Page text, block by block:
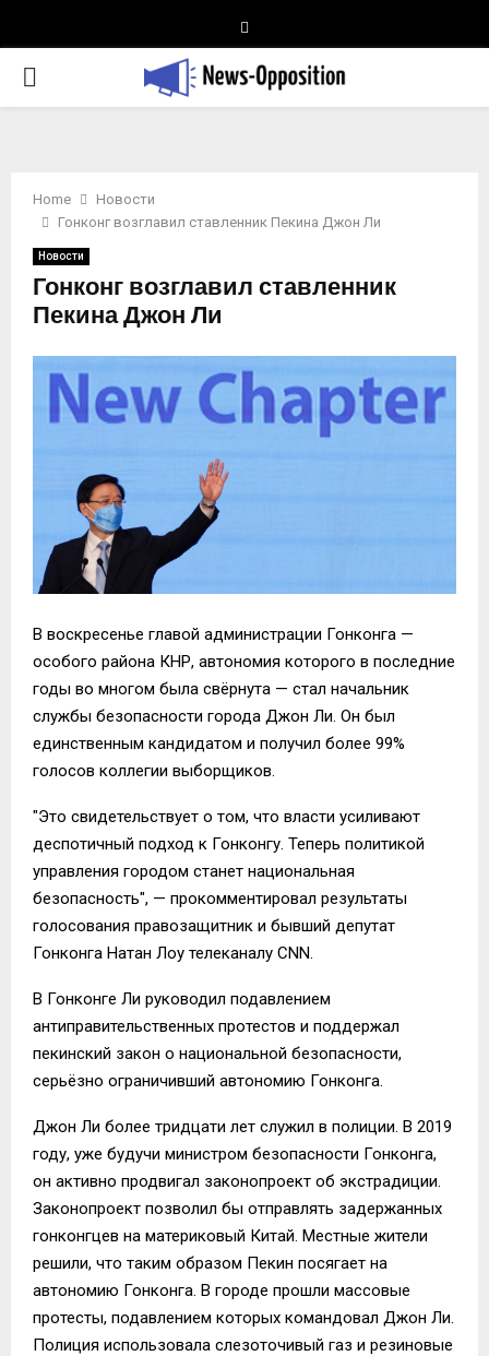
PRIMARY
Home
Новости
Гонконг возглавил ставленник Пекина Джон Ли
Новости
Гонконг возглавил ставленник
Пекина Джон Ли
В воскресенье главой администрации Гонконга —
особого района КНР, автономия которого в последние
годы во многом была свёрнута — стал начальник
службы безопасности города Джон Ли. Он был
единственным кандидатом и получил более 99%
голосов коллегии выборщиков.
"Это свидетельствует о том, что власти усиливают
деспотичный подход к Гонконгу. Теперь политикой
управления городом станет национальная
безопасность", — прокомментировал результаты
голосования правозащитник и бывший депутат
Гонконга Натан Лоу телеканалу CNN.
В Гонконге Ли руководил подавлением
антиправительственных протестов и поддержал
пекинский закон о национальной безопасности,
серьёзно ограничивший автономию Гонконга.
Джон Ли более тридцати лет служил в полиции. В 2019
году, уже будучи министром безопасности Гонконга,
он активно продвигал законопроект об экстрадиции.
Законопроект позволил бы отправлять задержанных
гонконгцев на материковый Китай. Местные жители
решили, что таким образом Пекин посягает на
автономию Гонконга. В городе прошли массовые
протесты, подавлением которых командовал Джон Ли.
Полиция использовала слезоточивый газ и резиновые